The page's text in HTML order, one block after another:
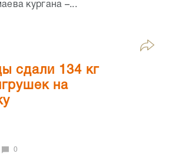
кургана –...
сдали 134 кг
на
0